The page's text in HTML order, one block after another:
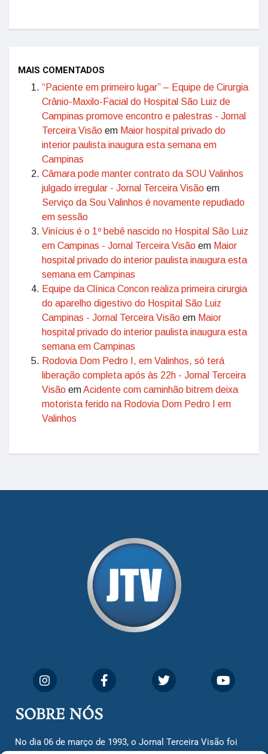
MAIS COMENTADOS
“Paciente em primeiro lugar” – Equipe de Cirurgia
Crânio-Maxilo-Facial do Hospital São Luiz de
Campinas promove encontro e palestras - Jornal
Terceira Visão em Maior hospital privado do
interior paulista inaugura esta semana em
Campinas
Câmara pode manter contrato da SOU Valinhos
julgado irregular - Jornal Terceira Visão em
Serviço da Sou Valinhos é novamente repudiado
em sessão
Vinícius é o 1º bebê nascido no Hospital São Luiz
em Campinas - Jornal Terceira Visão em Maior
hospital privado do interior paulista inaugura esta
semana em Campinas
Equipe da Clínica Concon realiza primeira cirurgia
do aparelho digestivo do Hospital São Luiz
Campinas - Jornal Terceira Visão em Maior
hospital privado do interior paulista inaugura esta
semana em Campinas
Rodovia Dom Pedro I, em Valinhos, só terá
liberação completa após às 22h - Jornal Terceira
Visão emAcidente com caminhão bitrem deixa
motorista ferido na Rodovia Dom Pedro I em
Valinhos
SOBRE NÓS
No dia 06 de março de 1993, o Jornal Terceira Visão foi